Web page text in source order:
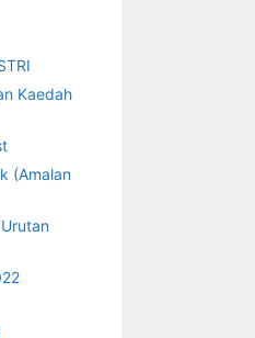
Kaedah
(Amalan